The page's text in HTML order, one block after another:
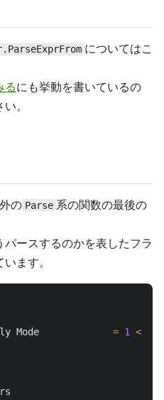
についてはこ
るにも挙動を書いているの
。
の Parse 系の関数の最後の
ースするのかを表したフラ
ます。
Mode = 1 <<